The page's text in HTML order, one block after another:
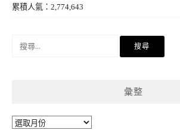
累積人氣：2,774,643
彙整
彙